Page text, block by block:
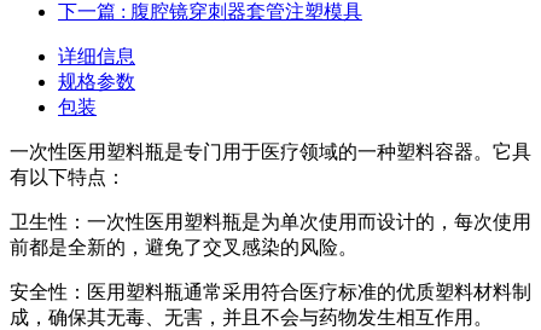
下一篇 : 腹腔镜穿刺器套管注塑模具
详细信息
规格参数
包装
一次性医用塑料瓶是专门用于医疗领域的一种塑料容器。它具
有以下特点：
卫生性：一次性医用塑料瓶是为单次使用而设计的，每次使用
前都是全新的，避免了交叉感染的风险。
安全性：医用塑料瓶通常采用符合医疗标准的优质塑料材料制
成，确保其无毒、无害，并且不会与药物发生相互作用。